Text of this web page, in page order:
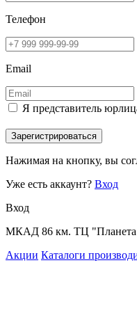
Телефон
Email
Я представитель
Зарегистрироваться
Нажимая на кнопку, вы
Уже есть аккаунт? Вход
Вход
МКАД 86 км. ТЦ "Планета
Акции Каталоги